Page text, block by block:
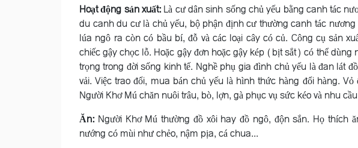
Hoạt động sản xuất:Là cư dân sinh sống chủ yếu bằng canh tác
du canh du cư là chủ yếu, bộ phận định cư thường canh tác
lúa ngô ra còn có bầu bí, đỗ và các loại cây có củ. Công cụ sản
chiếc gậy chọc lỗ. Hoặc gậy đơn hoặc gậy kép (bịt sắt) có thể
trọng trong đời sống kinh tế. Nghề phụ gia đình chủ yếu là đan lát
vải. Việc trao đổi, mua bán chủ yếu là hình thức hàng đổi hàng.
Người Khơ Mú chăn nuôi trâu, bò, lợn, gà phục vụ sức kéo và nhu
Ăn: Người Khơ Mú thường đồ xôi hay đồ ngô, độn sắn. Họ
nướng có mùi như chẻo, nậm pịa, cá chua...